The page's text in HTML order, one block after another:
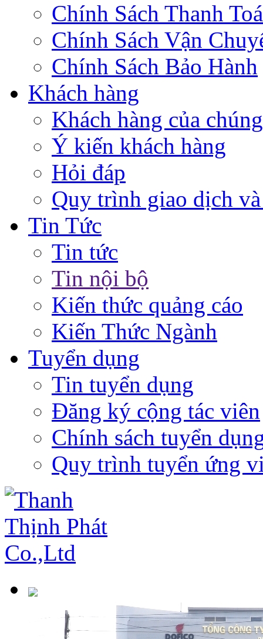
Chính Sách Thanh
Chính Sách Vận
Chính Sách Bảo Hành
Khách hàng
Khách hàng của
Ý kiến khách hàng
Hỏi đáp
Quy trình giao dịch
Tin Tức
Tin tức
Tin nội bộ
Kiến thức quảng cáo
Kiến Thức Ngành
Tuyển dụng
Tin tuyển dụng
Đăng ký cộng tác viên
Chính sách tuyển
Quy trình tuyển ứng